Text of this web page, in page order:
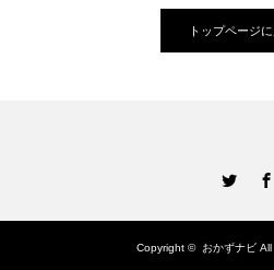
トップページ
Copyright © おかずナビ All